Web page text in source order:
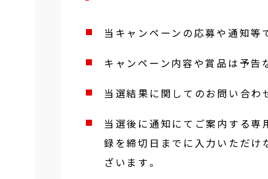
当キャンペーンの応募や通知等
キャンペーン内容や賞品は予告
当選結果に関してのお問い合わ
当選後に通知にてご案内する専
録を締切日までに入力いただけ
ざいます。